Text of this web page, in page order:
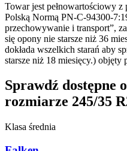
Towar jest pełnowartościowy
Polską Normą PN-C-94300-
przechowywanie i transport”,
się opony nie starsze niż 36
dokłada wszelkich starań aby
starsze niż 18 miesięcy.) objęty
Sprawdź dostępne
rozmiarze 245/35
Klasa średnia